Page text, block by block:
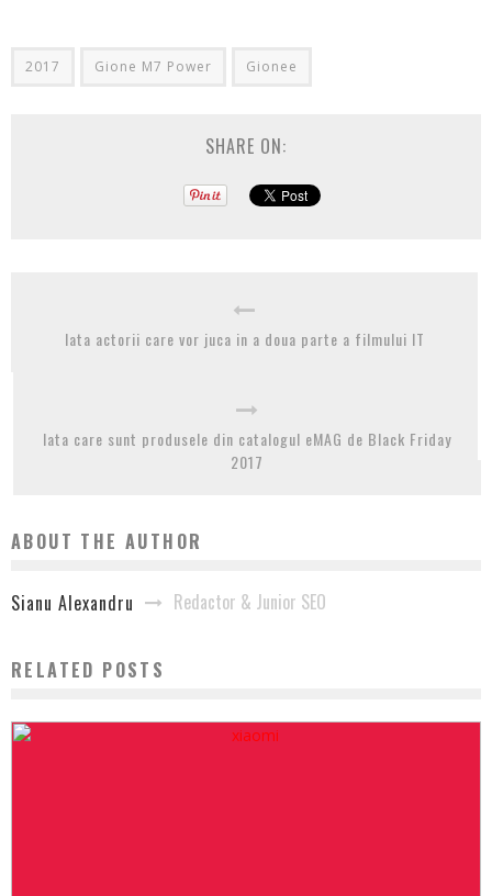
2017 Gione M7 Power Gionee
SHARE ON:
Iata actorii care vor juca in a doua parte a filmului IT
Iata care sunt produsele din catalogul eMAG de Black Friday
2017
ABOUT THE AUTHOR
Sianu Alexandru Redactor & Junior SEO
RELATED POSTS